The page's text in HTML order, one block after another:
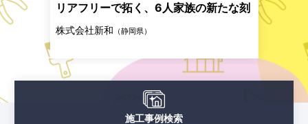
リアフリーで拓く、6人家族の新たな刻
株式会社新和 （静岡県）
家
施工事例検索